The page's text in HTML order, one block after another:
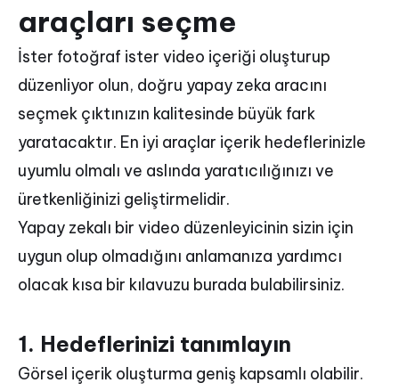
araçları seçme
İster fotoğraf ister video içeriği oluşturup
düzenliyor olun, doğru yapay zeka aracını
seçmek çıktınızın kalitesinde büyük fark
yaratacaktır. En iyi araçlar içerik hedeflerinizle
uyumlu olmalı ve aslında yaratıcılığınızı ve
üretkenliğinizi geliştirmelidir.
Yapay zekalı bir video düzenleyicinin sizin için
uygun olup olmadığını anlamanıza yardımcı
olacak kısa bir kılavuzu burada bulabilirsiniz.
1. Hedeflerinizi tanımlayın
Görsel içerik oluşturma geniş kapsamlı olabilir.